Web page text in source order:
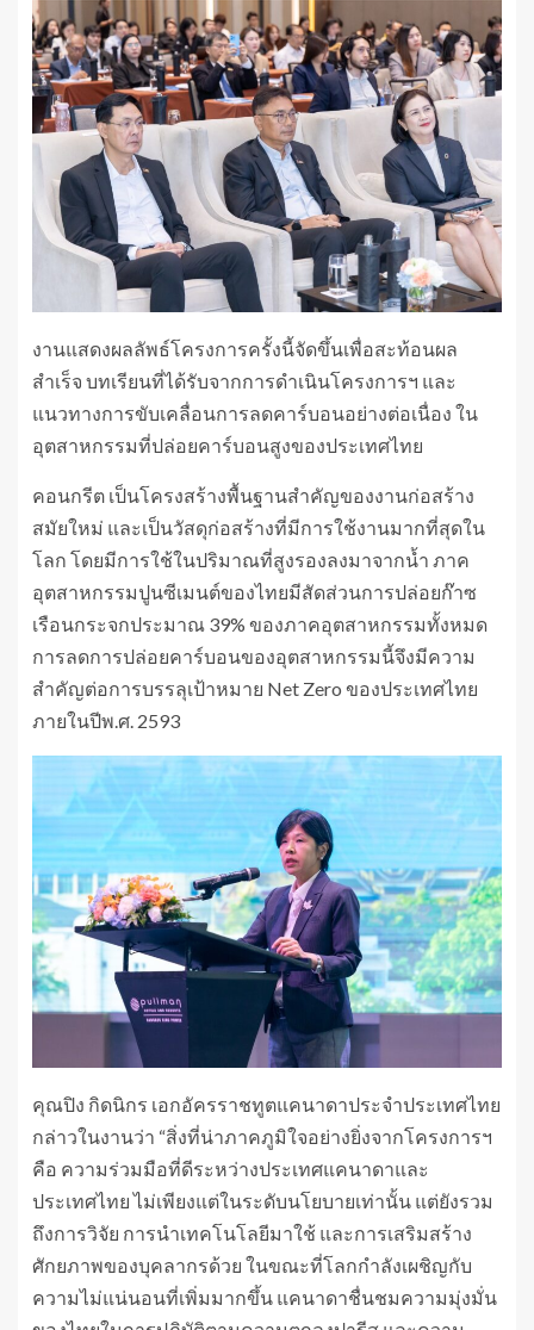
งานแสดงผลลัพธ์โครงการครั้งนี้จัดขึ้นเพื่อสะท้อนผล
สำเร็จ บทเรียนที่ได้รับจากการดำเนินโครงการฯ และ
แนวทางการขับเคลื่อนการลดคาร์บอนอย่างต่อเนื่อง ใน
อุตสาหกรรมที่ปล่อยคาร์บอนสูงของประเทศไทย
คอนกรีต เป็นโครงสร้างพื้นฐานสำคัญของงานก่อสร้าง
สมัยใหม่ และเป็นวัสดุก่อสร้างที่มีการใช้งานมากที่สุดใน
โลก โดยมีการใช้ในปริมาณที่สูงรองลงมาจากน้ำ ภาค
อุตสาหกรรมปูนซีเมนต์ของไทยมีสัดส่วนการปล่อยก๊าซ
เรือนกระจกประมาณ 39% ของภาคอุตสาหกรรมทั้งหมด
การลดการปล่อยคาร์บอนของอุตสาหกรรมนี้จึงมีความ
สำคัญต่อการบรรลุเป้าหมาย Net Zero ของประเทศไทย
ภายในปีพ.ศ. 2593
คุณปิง กิดนิกร เอกอัครราชทูตแคนาดาประจำประเทศไทย
กล่าวในงานว่า “สิ่งที่น่าภาคภูมิใจอย่างยิ่งจากโครงการฯ
คือ ความร่วมมือที่ดีระหว่างประเทศแคนาดาและ
ประเทศไทย ไม่เพียงแต่ในระดับนโยบายเท่านั้น แต่ยังรวม
ถึงการวิจัย การนำเทคโนโลยีมาใช้ และการเสริมสร้าง
ศักยภาพของบุคลากรด้วย ในขณะที่โลกกำลังเผชิญกับ
ความไม่แน่นอนที่เพิ่มมากขึ้น แคนาดาชื่นชมความมุ่งมั่น